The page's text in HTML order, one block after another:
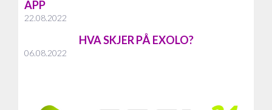
APP
22.08.2022
HVA SKJER PÅ EXOLO?
06.08.2022